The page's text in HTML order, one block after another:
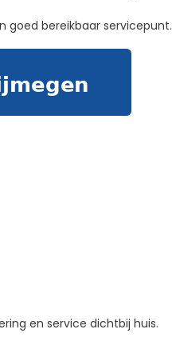
goed bereikbaar servicepunt.
en service dichtbij huis.